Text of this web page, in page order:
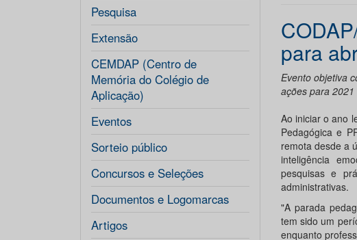
Pesquisa
Extensão
CEMDAP (Centro de
Memória do Colégio de
Aplicação)
Eventos
Sorteio público
Concursos e Seleções
Documentos e Logomarcas
Artigos
para
Evento objetiva
ações para 2021
Ao iniciar o ano
Pedagógica e
remota desde a
inteligência
pesquisas e
administrativas.
"A parada
tem sido um
enquanto